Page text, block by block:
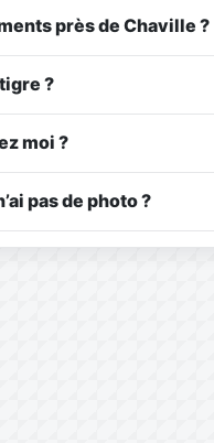
près de Chaville ?
?
moi ?
pas de photo ?